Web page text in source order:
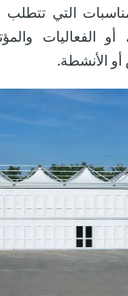
التي
الفعاليات
الأنشطة.